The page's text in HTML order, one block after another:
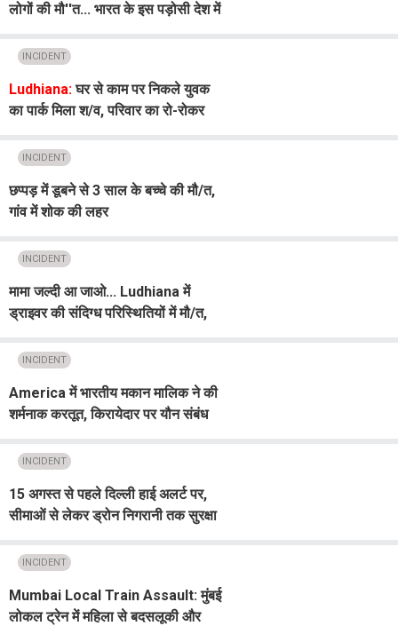
लोगों की मौ''त... भारत के इस पड़ोसी देश में
INCIDENT
Ludhiana:घर से काम पर निकले युवक
का पार्क मिला श/व, परिवार का रो-रोकर
INCIDENT
छप्पड़ में डूबने से 3 साल के बच्चे की मौ/त,
गांव में शोक की लहर
INCIDENT
मामा जल्दी आ जाओ... Ludhiana में
ड्राइवर की संदिग्ध परिस्थितियों में मौ/त,
INCIDENT
America में भारतीय मकान मालिक ने की
शर्मनाक करतूत, किरायेदार पर यौन संबंध
INCIDENT
15 अगस्त से पहले दिल्ली हाई अलर्ट पर,
सीमाओं से लेकर ड्रोन निगरानी तक सुरक्षा
INCIDENT
Mumbai Local Train Assault: मुंबई
लोकल ट्रेन में महिला से बदसलूकी और